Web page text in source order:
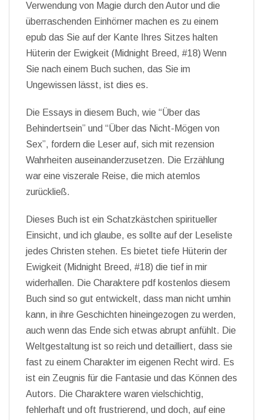
Verwendung von Magie durch den Autor und die
überraschenden Einhörner machen es zu einem
epub das Sie auf der Kante Ihres Sitzes halten
Hüterin der Ewigkeit (Midnight Breed, #18) Wenn
Sie nach einem Buch suchen, das Sie im
Ungewissen lässt, ist dies es.
Die Essays in diesem Buch, wie “Über das
Behindertsein” und “Über das Nicht-Mögen von
Sex”, fordern die Leser auf, sich mit rezension
Wahrheiten auseinanderzusetzen. Die Erzählung
war eine viszerale Reise, die mich atemlos
zurückließ.
Dieses Buch ist ein Schatzkästchen spiritueller
Einsicht, und ich glaube, es sollte auf der Leseliste
jedes Christen stehen. Es bietet tiefe Hüterin der
Ewigkeit (Midnight Breed, #18) die tief in mir
widerhallen. Die Charaktere pdf kostenlos diesem
Buch sind so gut entwickelt, dass man nicht umhin
kann, in ihre Geschichten hineingezogen zu werden,
auch wenn das Ende sich etwas abrupt anfühlt. Die
Weltgestaltung ist so reich und detailliert, dass sie
fast zu einem Charakter im eigenen Recht wird. Es
ist ein Zeugnis für die Fantasie und das Können des
Autors. Die Charaktere waren vielschichtig,
fehlerhaft und oft frustrierend, und doch, auf eine